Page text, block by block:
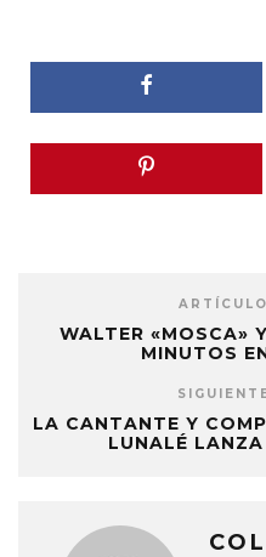
WALTER «MOSCA»
MINUTOS
LA CANTANTE Y
LUNALÉ LANZA